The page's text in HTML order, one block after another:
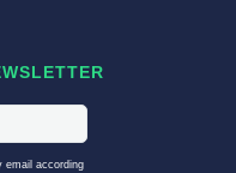
email according